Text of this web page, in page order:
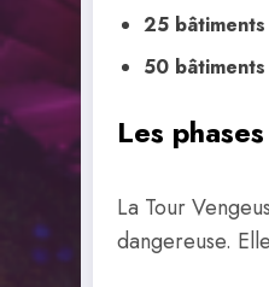
25
50
Les
La Tour
dangereuse.